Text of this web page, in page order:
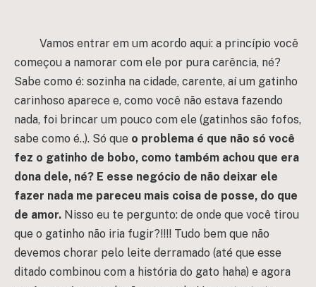
Vamos entrar em um acordo aqui: a princípio você
começou a namorar com ele por pura carência, né?
Sabe como é: sozinha na cidade, carente, aí um gatinho
carinhoso aparece e, como você não estava fazendo
nada, foi brincar um pouco com ele (gatinhos são fofos,
sabe como é..). Só que o problema é que não só você
fez o gatinho de bobo, como também achou que era
dona dele, né? E esse negócio de não deixar ele
fazer nada me pareceu mais coisa de posse, do que
de amor. Nisso eu te pergunto: de onde que você tirou
que o gatinho não iria fugir?!!!! Tudo bem que não
devemos chorar pelo leite derramado (até que esse
ditado combinou com a história do gato haha) e agora